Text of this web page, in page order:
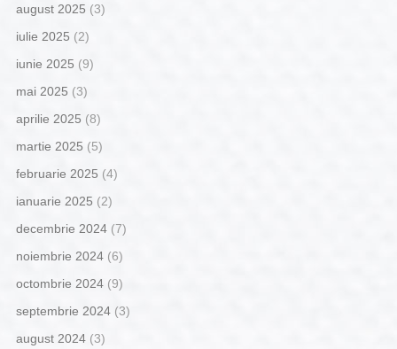
august 2025 (3)
iulie 2025 (2)
iunie 2025 (9)
mai 2025 (3)
aprilie 2025 (8)
martie 2025 (5)
februarie 2025 (4)
ianuarie 2025 (2)
decembrie 2024(7)
noiembrie 2024(6)
octombrie 2024(9)
septembrie 2024(3)
august 2024(3)